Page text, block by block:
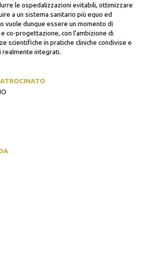
le ospedalizzazioni evitabili, ottimizzare
a un sistema sanitario più equo ed
vuole dunque essere un momento di
co-progettazione, con l’ambizione di
scientifiche in pratiche cliniche condivise e
realmente integrati.